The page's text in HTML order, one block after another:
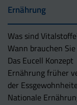
Ernährung
Was sind
Wann brauchen
Das Eucell Konzept
Ernährung früher
der
Nationale